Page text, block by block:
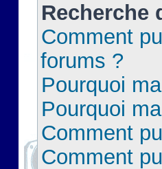
Recherche
Comment
forums ?
Pourquoi
Pourquoi
Comment
Comment